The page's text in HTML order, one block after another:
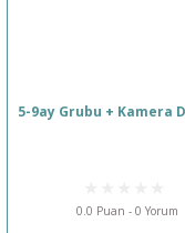
5-9ay Grubu + Kamera
0.0 Puan - 0 Yorum